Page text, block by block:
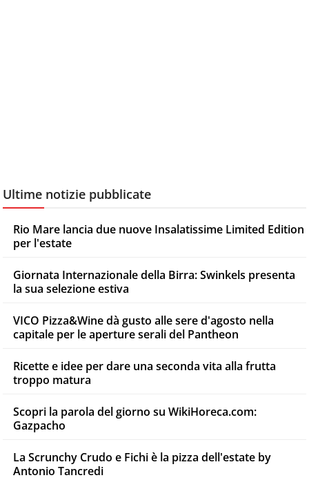
Ultime notizie pubblicate
Rio Mare lancia due nuove Insalatissime Limited Edition
per l'estate
Giornata Internazionale della Birra: Swinkels presenta
la sua selezione estiva
VICO Pizza&Wine dà gusto alle sere d'agosto nella
capitale per le aperture serali del Pantheon
Ricette e idee per dare una seconda vita alla frutta
troppo matura
Scopri la parola del giorno su WikiHoreca.com:
Gazpacho
La Scrunchy Crudo e Fichi è la pizza dell'estate by
Antonio Tancredi